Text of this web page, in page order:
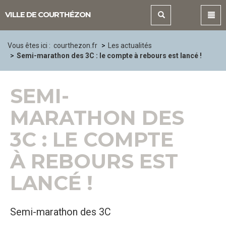
VILLE DE COURTHÉZON
Vous êtes ici : courthezon.fr
Les actualités
Semi-marathon des 3C : le compte à rebours est lancé !
SEMI-
MARATHON DES
3C : LE COMPTE
À REBOURS EST
LANCÉ !
Semi-marathon des 3C